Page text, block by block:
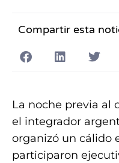
Compartir esta
La noche previa al
el integrador
organizó un cálido
participaron